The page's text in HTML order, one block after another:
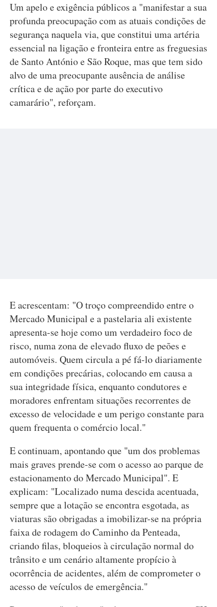
Um apelo e exigência públicos a "manifestar a sua
profunda preocupação com as atuais condições de
segurança naquela via, que constitui uma artéria
essencial na ligação e fronteira entre as freguesias
de Santo António e São Roque, mas que tem sido
alvo de uma preocupante ausência de análise
crítica e de ação por parte do executivo
camarário", reforçam.
E acrescentam: "O troço compreendido entre o
Mercado Municipal e a pastelaria ali existente
apresenta-se hoje como um verdadeiro foco de
risco, numa zona de elevado fluxo de peões e
automóveis. Quem circula a pé fá-lo diariamente
em condições precárias, colocando em causa a
sua integridade física, enquanto condutores e
moradores enfrentam situações recorrentes de
excesso de velocidade e um perigo constante para
quem frequenta o comércio local."
E continuam, apontando que "um dos problemas
mais graves prende-se com o acesso ao parque de
estacionamento do Mercado Municipal". E
explicam: "Localizado numa descida acentuada,
sempre que a lotação se encontra esgotada, as
viaturas são obrigadas a imobilizar-se na própria
faixa de rodagem do Caminho da Penteada,
criando filas, bloqueios à circulação normal do
trânsito e um cenário altamente propício à
ocorrência de acidentes, além de comprometer o
acesso de veículos de emergência."